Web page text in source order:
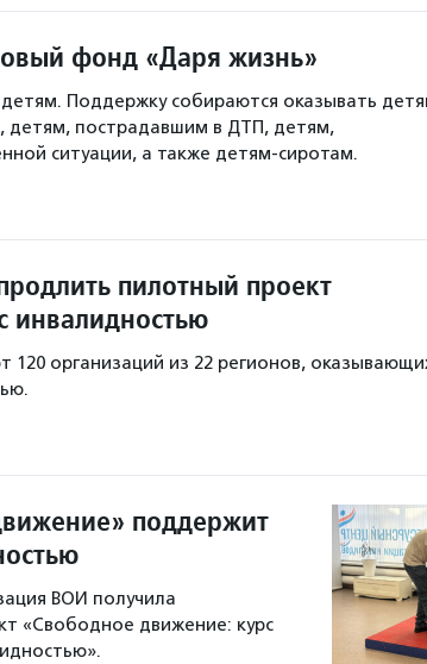
фонд «Даря жизнь»
Поддержку собираются оказывать
детям, пострадавшим в ДТП, детям,
ситуации, а также детям-сиротам.
пилотный проект
инвалидностью
120 организаций из 22 регионов,
поддержит
ВОИ получила
«Свободное движение: курс